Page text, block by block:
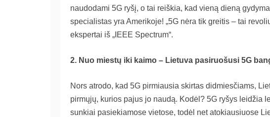
naudodami 5G ryšį, o tai reiškia, kad vieną dieną
specialistas yra Amerikoje! „5G nėra tik greitis – tai
ekspertai iš „IEEE Spectrum“.
2. Nuo miestų iki kaimo – Lietuva pasiruošusi 5G
Nors atrodo, kad 5G pirmiausia skirtas didmiesčiams,
pirmųjų, kurios pajus jo naudą. Kodėl? 5G ryšys leidžia
sunkiai pasiekiamose vietose, todėl net atokiausiuose